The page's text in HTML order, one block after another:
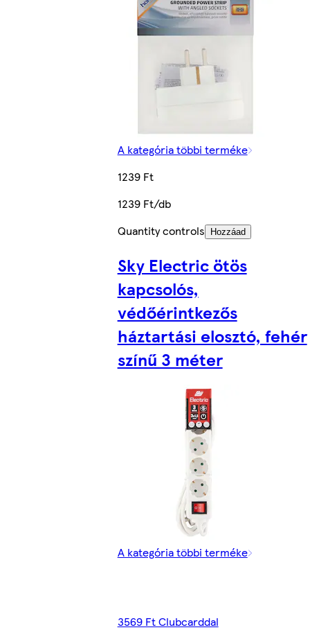
A kategória többi terméke
1239 Ft
1239 Ft/db
Quantity controls
Hozzáad
Sky Electric ötös
kapcsolós,
védőérintkezős
háztartási elosztó, fehér
színű 3 méter
A kategória többi terméke
3569 Ft Clubcarddal